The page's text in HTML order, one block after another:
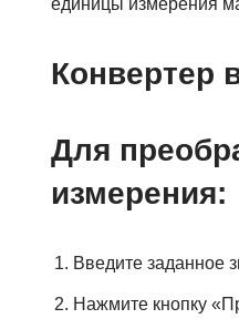
единицы измерения
Конвертер
Для
измерения:
Введите заданное
Нажмите кнопку